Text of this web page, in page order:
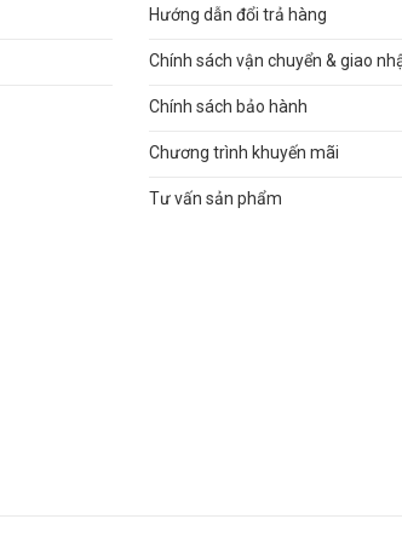
Hướng dẫn đổi trả hàng
Chính sách vận chuyển & giao
Chính sách bảo hành
Chương trình khuyến mãi
Tư vấn sản phẩm